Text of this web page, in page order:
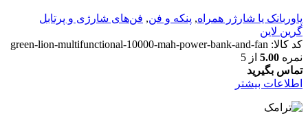
پاوربانک یا شارژر همراه, پنکه و فن, فن‌های شارژی و پرتابل
گرین لاین
کد کالا: green-lion-multifunctional-10000-mah-power-bank-and-fan
نمره 5.00 از 5
تماس بگیرید
اطلاعات بیشتر